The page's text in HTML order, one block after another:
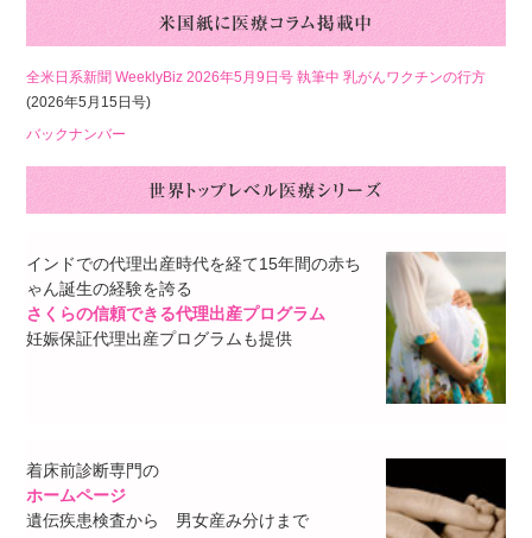
全米日系新聞 WeeklyBiz 2026年5月9日号 執筆中 乳がんワクチンの行方
(2026年5月15日号)
バックナンバー
インドでの代理出産時代を経て15年間の赤ち
ゃん誕生の経験を誇る
さくらの信頼できる代理出産プログラム
妊娠保証代理出産プログラムも提供
着床前診断専門の
ホームページ
遺伝疾患検査から 男女産み分けまで